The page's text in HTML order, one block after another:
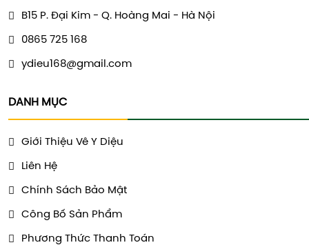
B15 P. Đại Kim - Q. Hoàng Mai - Hà Nội
0865 725 168
ydieu168@gmail.com
DANH MỤC
Giới Thiệu Vê Y Diệu
Liên Hệ
Chính Sách Bảo Mật
Công Bố Sản Phẩm
Phương Thức Thanh Toán